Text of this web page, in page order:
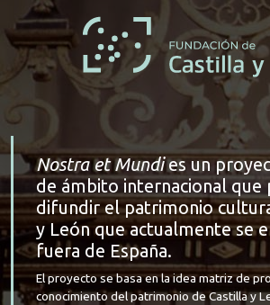
Nostra et Mundies un
de ámbito internacional que
difundir el patrimonio
y León que actualmente se
fuera de España.
El proyecto se basa en la idea matriz de
conocimiento del patrimonio de Castilla y